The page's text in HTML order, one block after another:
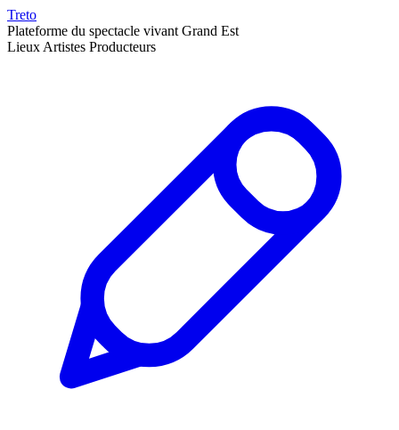
Treto
Plateforme du spectacle vivant Grand Est
Lieux Artistes Producteurs